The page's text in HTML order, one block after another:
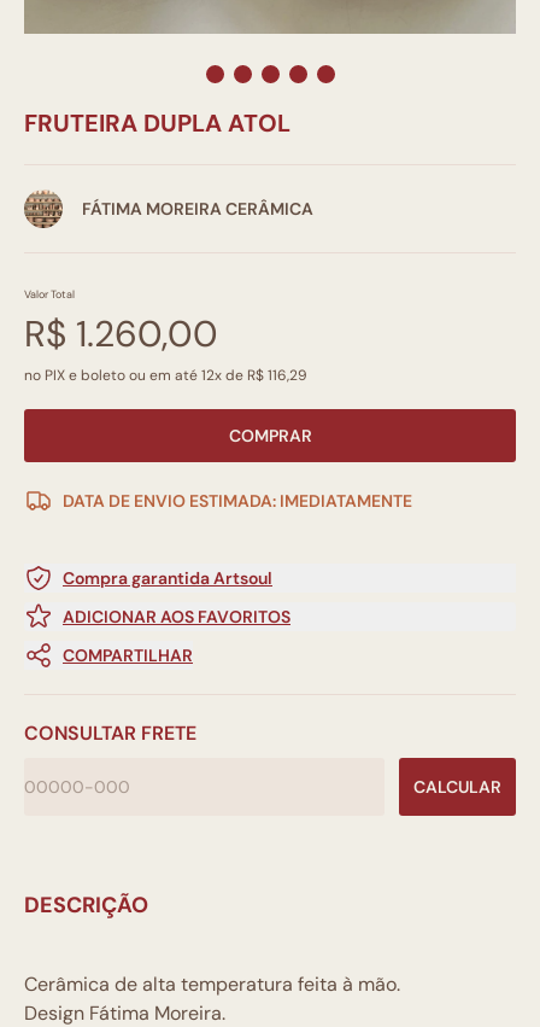
FRUTEIRA DUPLA ATOL
FÁTIMA MOREIRA CERÂMICA
Valor Total
R$ 1.260,00
no PIX e boleto ou em até 12x de R$ 116,29
COMPRAR
DATA DE ENVIO ESTIMADA: IMEDIATAMENTE
Compra garantida Artsoul
ADICIONAR AOS FAVORITOS
COMPARTILHAR
CONSULTAR FRETE
CALCULAR
DESCRIÇÃO
Cerâmica de alta temperatura feita à mão.
Design Fátima Moreira.